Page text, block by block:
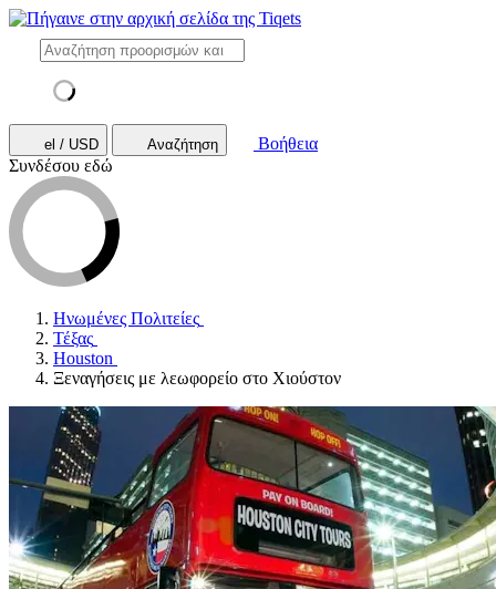
el / USD Αναζήτηση
Βοήθεια
Συνδέσου εδώ
Ηνωμένες Πολιτείες
Τέξας
Houston
Ξεναγήσεις με λεωφορείο στο Χιούστον